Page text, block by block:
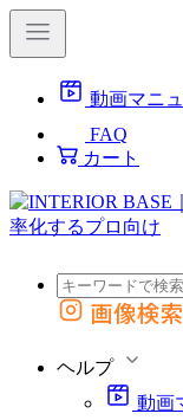
動画マニ
FAQ
カート
外部サイトの商
画像検索
ヘルプ
動画